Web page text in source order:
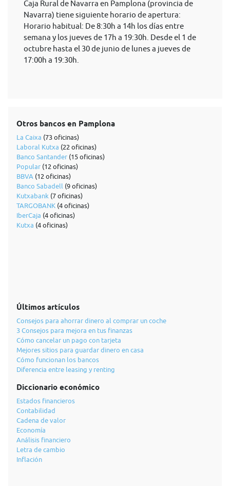
Caja Rural de Navarra en Pamplona (provincia de
Navarra) tiene siguiente horario de apertura:
Horario habitual: De 8:30h a 14h los días entre
semana y los jueves de 17h a 19:30h. Desde el 1 de
octubre hasta el 30 de junio de lunes a jueves de
17:00h a 19:30h.
Otros bancos en Pamplona
La Caixa (73 oficinas)
Laboral Kutxa (22 oficinas)
Banco Santander (15 oficinas)
Popular (12 oficinas)
BBVA (12 oficinas)
Banco Sabadell (9 oficinas)
Kutxabank (7 oficinas)
TARGOBANK (4 oficinas)
IberCaja (4 oficinas)
Kutxa (4 oficinas)
Últimos artículos
Consejos para ahorrar dinero al comprar un coche
3 Consejos para mejora en tus finanzas
Cómo cancelar un pago con tarjeta
Mejores sitios para guardar dinero en casa
Cómo funcionan los bancos
Diferencia entre leasing y renting
Diccionario económico
Estados financieros
Contabilidad
Cadena de valor
Economía
Análisis financiero
Letra de cambio
Inflación